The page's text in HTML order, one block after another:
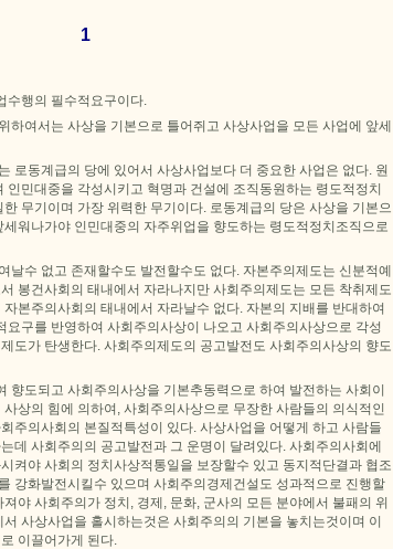
1
수행의 필수적요구이다.
하여서는 사상을 기본으로 틀어쥐고 사상사업을 모든 사업에 앞세
로동계급의 당에 있어서 사상사업보다 더 중요한 사업은 없다. 원
민대중을 각성시키고 혁명과 건설에 조직동원하는 령도적정치
무기이며 가장 위력한 무기이다. 로동계급의 당은 사상을 기본으
워나가야 인민대중의 자주위업을 향도하는 령도적정치조직으로
날수 없고 존재할수도 발전할수도 없다. 자본주의제도는 신분적예
봉건사회의 태내에서 자라나지만 사회주의제도는 모든 착취제도
본주의사회의 태내에서 자라날수 없다. 자본의 지배를 반대하여
구를 반영하여 사회주의사상이 나오고 사회주의사상으로 각성
도가 탄생한다. 사회주의제도의 공고발전도 사회주의사상의 향도
향도되고 사회주의사상을 기본추동력으로 하여 발전하는 사회이
상의 힘에 의하여, 사회주의사상으로 무장한 사람들의 의식적인
주의사회의 본질적특성이 있다. 사상사업을 어떻게 하고 사람들
데 사회주의의 공고발전과 그 운명이 달려있다. 사회주의사회에
켜야 사회의 정치사상적통일을 보장할수 있고 동지적단결과 협조
강화발전시킬수 있으며 사회주의경제건설도 성과적으로 진행할
야 사회주의가 정치, 경제, 문화, 군사의 모든 분야에서 불패의 위
사상사업을 홀시하는것은 사회주의의 기본을 놓치는것이며 이
이끌어가게 된다.